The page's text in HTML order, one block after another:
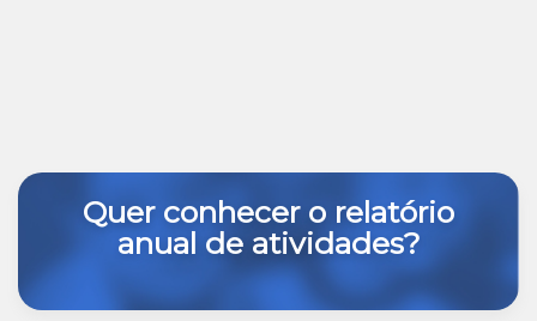
Quer conhecer o relatório
anual de atividades?